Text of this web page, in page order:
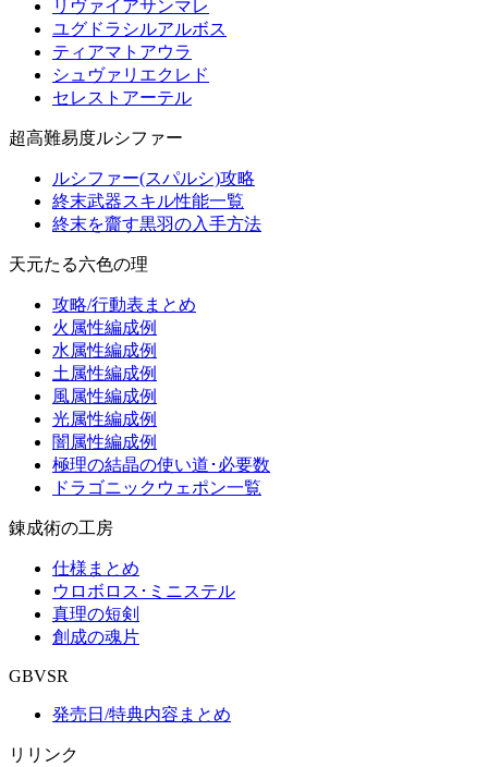
リヴァイアサンマレ
ユグドラシルアルボス
ティアマトアウラ
シュヴァリエクレド
セレストアーテル
超高難易度ルシファー
ルシファー(スパルシ)攻略
終末武器スキル性能一覧
終末を齎す黒羽の入手方法
天元たる六色の理
攻略/行動表まとめ
火属性編成例
水属性編成例
土属性編成例
風属性編成例
光属性編成例
闇属性編成例
極理の結晶の使い道･必要数
ドラゴニックウェポン一覧
錬成術の工房
仕様まとめ
ウロボロス･ミニステル
真理の短剣
創成の魂片
GBVSR
発売日/特典内容まとめ
リリンク